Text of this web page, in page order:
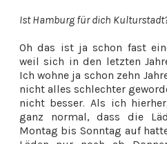
Ist Hamburg für dich
Oh das ist ja schon fast
weil sich in den letzten
Ich wohne ja schon zehn
nicht alles schlechter
nicht besser. Als ich
ganz normal, dass die
Montag bis Sonntag auf